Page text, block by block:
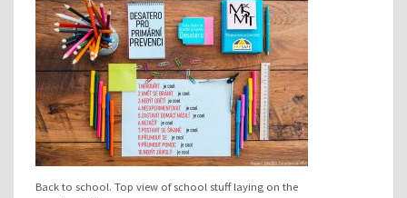
Back to school. Top view of school stuff laying on the